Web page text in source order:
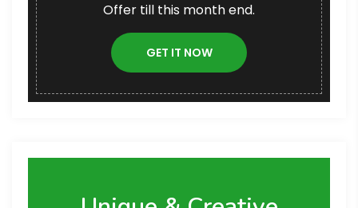
Offer till this month end.
GET IT NOW